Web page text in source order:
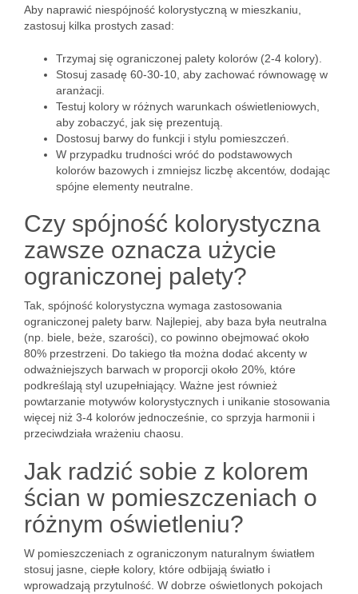
Aby naprawić niespójność kolorystyczną w mieszkaniu,
zastosuj kilka prostych zasad:
Trzymaj się ograniczonej palety kolorów (2-4 kolory).
Stosuj zasadę 60-30-10, aby zachować równowagę w
aranżacji.
Testuj kolory w różnych warunkach oświetleniowych,
aby zobaczyć, jak się prezentują.
Dostosuj barwy do funkcji i stylu pomieszczeń.
W przypadku trudności wróć do podstawowych
kolorów bazowych i zmniejsz liczbę akcentów, dodając
spójne elementy neutralne.
Czy spójność kolorystyczna
zawsze oznacza użycie
ograniczonej palety?
Tak, spójność kolorystyczna wymaga zastosowania
ograniczonej palety barw. Najlepiej, aby baza była neutralna
(np. biele, beże, szarości), co powinno obejmować około
80% przestrzeni. Do takiego tła można dodać akcenty w
odważniejszych barwach w proporcji około 20%, które
podkreślają styl uzupełniający. Ważne jest również
powtarzanie motywów kolorystycznych i unikanie stosowania
więcej niż 3-4 kolorów jednocześnie, co sprzyja harmonii i
przeciwdziała wrażeniu chaosu.
Jak radzić sobie z kolorem
ścian w pomieszczeniach o
różnym oświetleniu?
W pomieszczeniach z ograniczonym naturalnym światłem
stosuj jasne, ciepłe kolory, które odbijają światło i
wprowadzają przytulność. W dobrze oświetlonych pokojach